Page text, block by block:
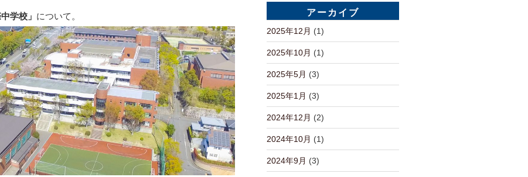
学校」 について。 アーカイブ
2025年12月 (1)
2025年10月 (1)
2025年5月 (3)
2025年1月 (3)
2024年12月 (2)
2024年10月 (1)
2024年9月 (3)